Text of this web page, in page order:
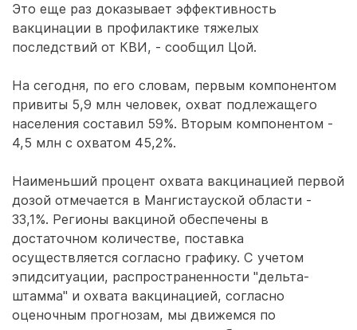
Это еще раз доказывает эффективность
вакцинации в профилактике тяжелых
последствий от КВИ, - сообщил Цой.
На сегодня, по его словам, первым компонентом
привиты 5,9 млн человек, охват подлежащего
населения составил 59%. Вторым компонентом -
4,5 млн с охватом 45,2%.
Наименьший процент охвата вакцинацией первой
дозой отмечается в Мангистауской области -
33,1%. Регионы вакциной обеспечены в
достаточном количестве, поставка
осуществляется согласно графику. С учетом
эпидситуации, распространенности "дельта-
штамма" и охвата вакцинацией, согласно
оценочным прогнозам, мы движемся по